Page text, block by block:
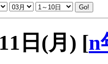
日(月) [n